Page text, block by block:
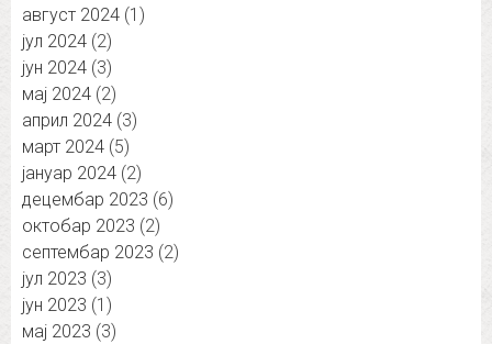
август 2024 (1)
јул 2024 (2)
јун 2024 (3)
мај 2024 (2)
април 2024 (3)
март 2024 (5)
јануар 2024 (2)
децембар 2023 (6)
октобар 2023 (2)
септембар 2023 (2)
јул 2023 (3)
јун 2023 (1)
мај 2023 (3)